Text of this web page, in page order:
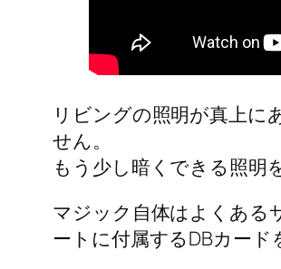
リビングの照明が真上に
せん。
もう少し暗くできる照明
マジック自体はよくある
ートに付属するDBカー